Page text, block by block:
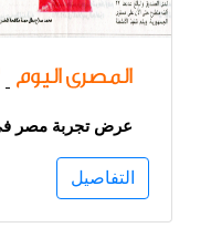
المصرى اليوم -
عرض تجربة مصر فى
التفاصيل